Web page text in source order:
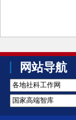
网站导航